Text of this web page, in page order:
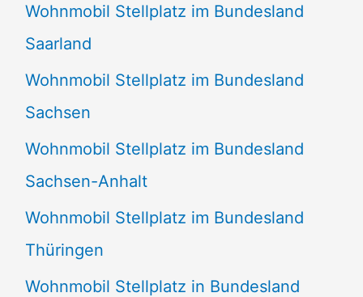
Wohnmobil Stellplatz im Bundesland
Saarland
Wohnmobil Stellplatz im Bundesland
Sachsen
Wohnmobil Stellplatz im Bundesland
Sachsen-Anhalt
Wohnmobil Stellplatz im Bundesland
Thüringen
Wohnmobil Stellplatz in Bundesland